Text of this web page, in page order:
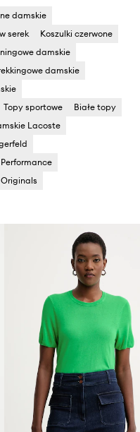
damskie
serek
Koszulki czerwone
damskie
damskie
Topy sportowe
Białe topy
Lacoste